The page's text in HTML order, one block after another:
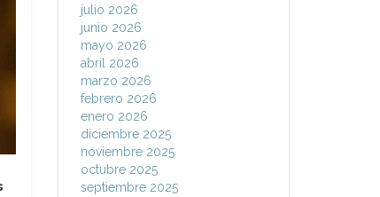
julio 2026
junio 2026
mayo 2026
abril 2026
marzo 2026
febrero 2026
enero 2026
diciembre 2025
noviembre 2025
octubre 2025
septiembre 2025